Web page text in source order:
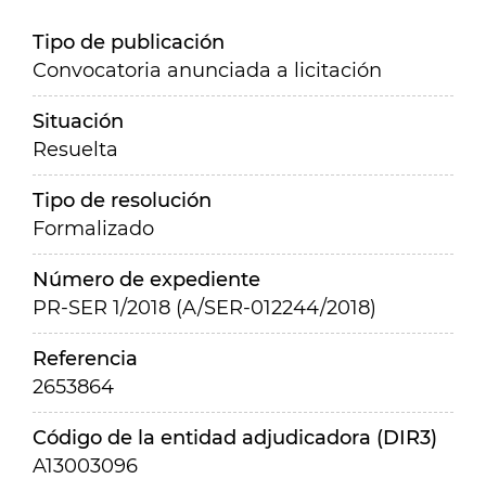
Tipo de publicación
Convocatoria anunciada a licitación
Situación
Resuelta
Tipo de resolución
Formalizado
Número de expediente
PR-SER 1/2018 (A/SER-012244/2018)
Referencia
2653864
Código de la entidad adjudicadora (DIR3)
A13003096